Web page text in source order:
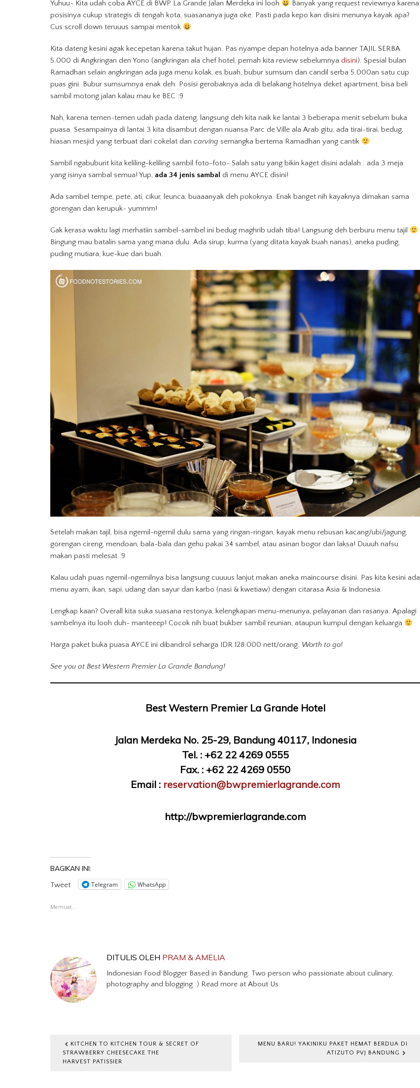
Yuhuu~ Kita udah coba AYCE di BWP La Grande Jalan Merdeka ini looh
Banyak yang request reviewnya karena
posisinya cukup strategis di tengah kota, suasananya juga oke. Pasti pada kepo kan disini menunya kayak apa?
Cus scroll down teruuus sampai mentok
Kita dateng kesini agak kecepetan karena takut hujan. Pas nyampe depan hotelnya ada banner TAJIL SERBA
5.000 di Angkringan den Yono (angkringan ala chef hotel, pernah kita review sebelumnya disini). Spesial bulan
Ramadhan selain angkringan ada juga menu kolak, es buah, bubur sumsum dan candil serba 5.000an satu cup
puas gini. Bubur sumsumnya enak deh. Posisi gerobaknya ada di belakang hotelnya deket apartment, bisa beli
sambil motong jalan kalau mau ke BEC :9
Nah, karena temen-temen udah pada dateng, langsung deh kita naik ke lantai 3 beberapa menit sebelum buka
puasa. Sesampainya di lantai 3 kita disambut dengan nuansa Parc de Ville ala Arab gitu, ada tirai-tirai, bedug,
hiasan mesjid yang terbuat dari cokelat dan carving semangka bertema Ramadhan yang cantik
Sambil ngabuburit kita keliling-keliling sambil foto-foto~ Salah satu yang bikin kaget disini adalah : ada 3 meja
yang isinya sambal semua! Yup, ada 34 jenis sambal di menu AYCE disini!
Ada sambel tempe, pete, ati, cikur, leunca, buaaanyak deh pokoknya. Enak banget nih kayaknya dimakan sama
gorengan dan kerupuk~ yummm!
Gak kerasa waktu lagi merhatiin sambel-sambel ini bedug maghrib udah tiba! Langsung deh berburu menu tajil
Bingung mau batalin sama yang mana dulu. Ada sirup, kurma (yang ditata kayak buah nanas), aneka puding,
puding mutiara, kue-kue dan buah.
Setelah makan tajil, bisa ngemil-ngemil dulu sama yang ringan-ringan, kayak menu rebusan kacang/ubi/jagung,
gorengan cireng, mendoan, bala-bala dan gehu pakai 34 sambel, atau asinan bogor dan laksa! Duuuh nafsu
makan pasti melesat :9
Kalau udah puas ngemil-ngemilnya bisa langsung cuuuus lanjut makan aneka maincourse disini. Pas kita kesini ada
menu ayam, ikan, sapi, udang dan sayur dan karbo (nasi & kwetiaw) dengan citarasa Asia & Indonesia.
Lengkap kaan? Overall kita suka suasana restonya, kelengkapan menu-menunya, pelayanan dan rasanya. Apalagi
sambelnya itu looh duh~ manteeep! Cocok nih buat bukber sambil reunian, ataupun kumpul dengan keluarga
Harga paket buka puasa AYCE ini dibandrol seharga IDR 128.000 nett/orang. Worth to go!
See you at Best Western Premier La Grande Bandung!
Best Western Premier La Grande Hotel
Jalan Merdeka No. 25-29, Bandung 40117, Indonesia
Tel. : +62 22 4269 0555
Fax. : +62 22 4269 0550
Email : reservation@bwpremierlagrande.com
http://bwpremierlagrande.com
BAGIKAN INI:
Tweet Telegram WhatsApp
Memuat...
DITULIS OLEH PRAM & AMELIA
Indonesian Food Blogger Based in Bandung. Two person who passionate about culinary,
photography and blogging :) Read more at About Us
KITCHEN TO KITCHEN TOUR & SECRET OF
STRAWBERRY CHEESECAKE THE
HARVEST PATISSIER
MENU BARU! YAKINIKU PAKET HEMAT BERDUA DI
ATIZUTO PVJ BANDUNG